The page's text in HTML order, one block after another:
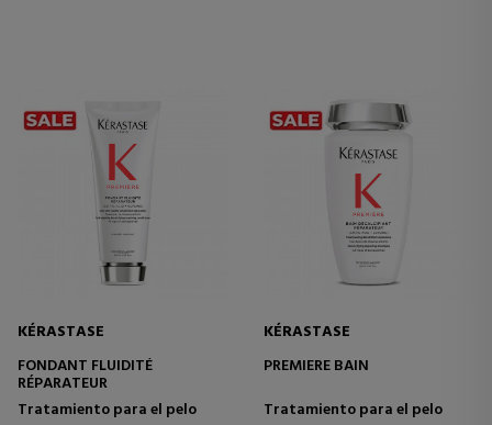
KÉRASTASE
FONDANT FLUIDITÉ
RÉPARATEUR
Tratamiento para el pelo
KÉRASTASE
PREMIERE BAIN
Tratamiento para el pelo